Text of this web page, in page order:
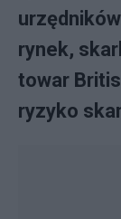
rynek,
towar
ryzyko